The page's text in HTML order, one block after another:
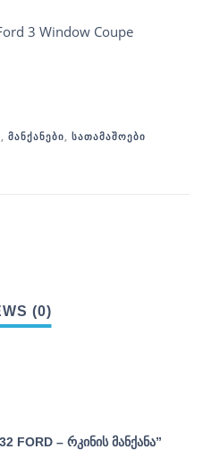
3 Window Coupe
ᲛᲐᲜᲥᲐᲜᲔᲑᲘ ᲡᲐᲗᲐᲛᲐᲨᲝᲔᲑᲘ
FORD – ᲠᲙᲘᲜᲘᲡ ᲛᲐᲜᲥᲐᲜᲐ”